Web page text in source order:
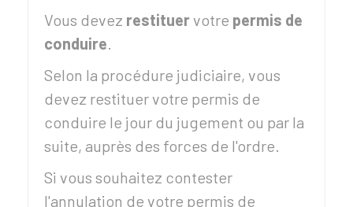
Vous devez restituervotre permis de
conduire.
Selon la procédure judiciaire, vous
devez restituer votre permis de
conduire le jour du jugement ou par la
suite, auprès des forces de l'ordre.
Si vous souhaitez contester
l'annulation de votre permis de